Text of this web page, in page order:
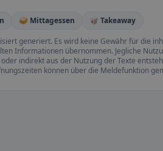
🥪 Mittagessen
🥡 Takeaway
generiert. Es wird keine Gewähr für die
Informationen übernommen. Jegliche
indirekt aus der Nutzung der Texte
können über die Meldefunktion